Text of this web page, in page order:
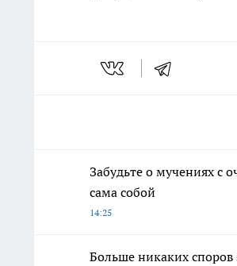
Забудьте о мучениях с
сама собой
14:25
Больше никаких